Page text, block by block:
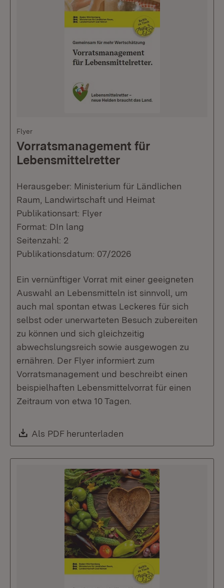
Flyer
Vorratsmanagement für
Lebensmittelretter
Herausgeber: Ministerium für Ländlichen
Raum, Landwirtschaft und Heimat
Publikationsart: Flyer
Format: DIn lang
Seitenzahl: 2
Publikationsdatum: 07/2026
Ein vernünftiger Vorrat mit einer geeigneten
Auswahl an Lebensmitteln ist sinnvoll, um
auch mal spontan etwas Leckeres für sich
selbst oder unerwarteten Besuch zubereiten
zu können und sich gleichzeitig
abwechslungsreich sowie ausgewogen zu
ernähren. Der Flyer informiert zum
Vorratsmanagement und beschreibt einen
beispielhaften Lebensmittelvorrat für einen
Zeitraum von etwa 10 Tagen.
Download:
Als PDF herunterladen